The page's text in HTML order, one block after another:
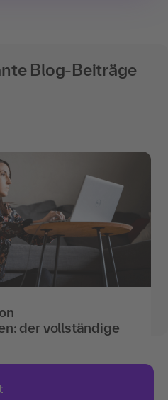
Blog-Beiträge
der vollständige
von
ist ein Schlüssel für